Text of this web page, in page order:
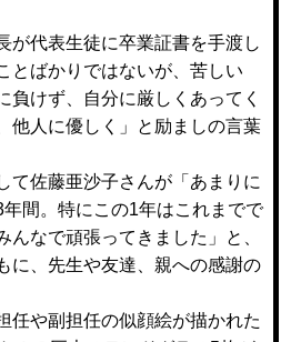
代表生徒に卒業証書を手渡し
とばかりではないが、苦しい
負けず、自分に厳しくあってく
他人に優しく」と励ましの言葉
佐藤亜沙子さんが「あまりに
間。特にこの1年はこれまでで
んなで頑張ってきました」と、
に、先生や友達、親への感謝の
や副担任の似顔絵が描かれた